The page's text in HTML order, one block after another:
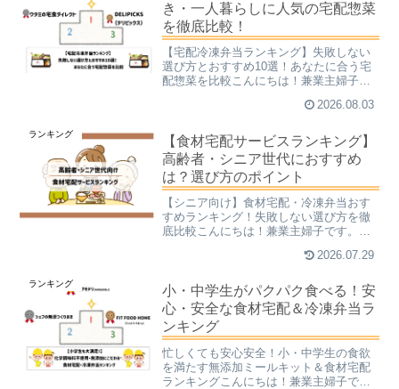
き・一人暮らしに人気の宅配惣菜
を徹底比較！
【宅配冷凍弁当ランキング】失敗しない
選び方とおすすめ10選！あなたに合う宅
配惣菜を比較こんにちは！兼業主婦子で
れて、「今日はもう何もしたくない…」
るものを食べたいのは譲...
2026.08.03
ランキング
【食材宅配サービスランキング】
高齢者・シニア世代におすすめ
は？選び方のポイント
【シニア向け】食材宅配・冷凍弁当おす
すめランキング！失敗しない選び方を徹
底比較こんにちは！兼業主婦子です。
ているか心配…」 「毎日の買い物や料理
年齢を重ねるにつれて、日...
2026.07.29
ランキング
小・中学生がパクパク食べる！安
心・安全な食材宅配＆冷凍弁当ラ
ンキング
忙しくても安心安全！小・中学生の食欲
を満たす無添加ミールキット＆食材宅配
ランキングこんにちは！兼業主婦子で